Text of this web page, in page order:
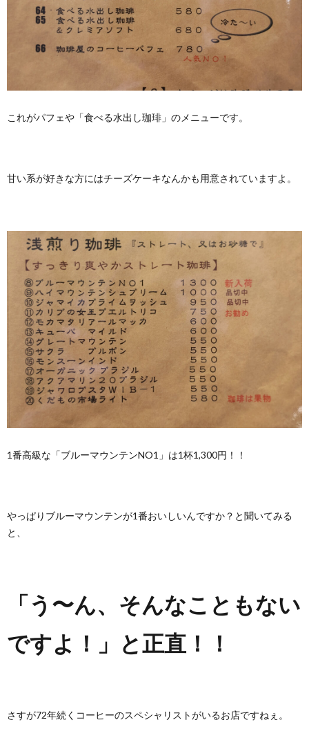
これがパフェや「食べる水出し珈琲」のメニューです。
甘い系が好きな方にはチーズケーキなんかも用意されていますよ。
1番高級な「ブルーマウンテンNO1」は1杯1,300円！！
やっぱりブルーマウンテンが1番おいしいんですか？と聞いてみる
と、
「う〜ん、そんなこともない
ですよ！」と正直！！
さすが72年続くコーヒーのスペシャリストがいるお店ですねぇ。